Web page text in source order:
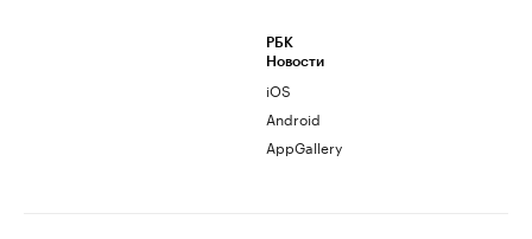
РБК
Новости
iOS
Android
AppGallery